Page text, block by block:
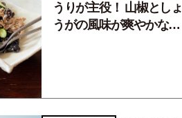
うりが主役！ 山椒としょ
うがの風味が爽やかな、